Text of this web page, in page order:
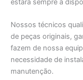
Nossos técnicos
de peças originais,
fazem de nossa
necessidade de
manutenção.